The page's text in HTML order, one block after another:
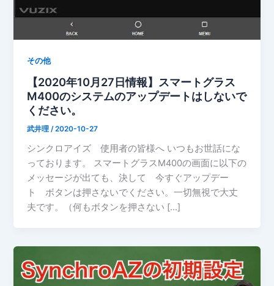
その他
【2020年10月27日情報】スマートグラス
M400のシステムのアップデートはしないで
ください。
武井理 /2020-10-27
シンクロアイズ 使用者の皆様へ いつもお世話にな
っております。 スマートグラスM400の画面に以下の
メッセージが出ても、決して 今すぐアップデー
ト ボタンは押さないでください。一切無視で大丈
夫です。（何もボタンを押さない […]